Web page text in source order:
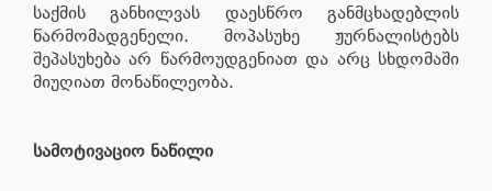
საქმის განხილვას დაესწრო განმცხადებლის
წარმომადგენელი. მოპასუხე ჟურნალისტებს
შეპასუხება არ წარმოუდგენიათ და არც სხდომაში
მიუღიათ მონაწილეობა.
სამოტივაციო ნაწილი